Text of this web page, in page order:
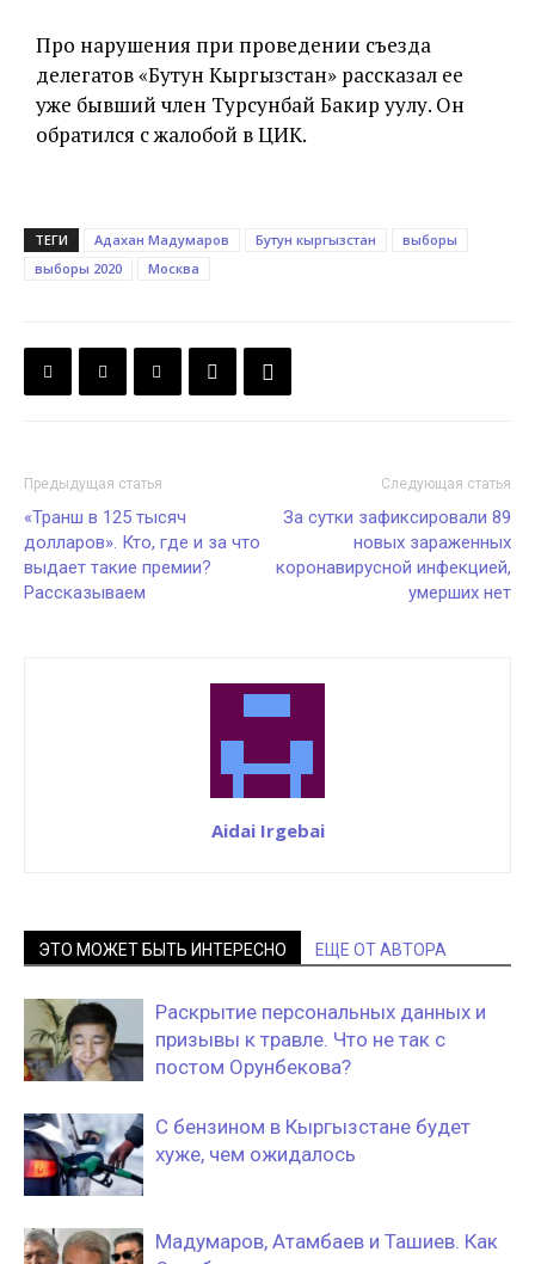
Про нарушения при проведении съезда
делегатов «Бутун Кыргызстан» рассказал ее
уже бывший член Турсунбай Бакир уулу. Он
обратился с жалобой в ЦИК.
ТЕГИ Адахан Мадумаров Бутун кыргызстан
выборы
выборы 2020
Москва
Предыдущая статья
«Транш в 125 тысяч
долларов». Кто, где и за что
выдает такие премии?
Рассказываем
Следующая статья
За сутки зафиксировали 89
новых зараженных
коронавирусной инфекцией,
умерших нет
Aidai Irgebai
ЭТО МОЖЕТ БЫТЬ ИНТЕРЕСНО ЕЩЕ ОТ АВТОРА
Раскрытие персональных данных и
призывы к травле. Что не так с
постом Орунбекова?
С бензином в Кыргызстане будет
хуже, чем ожидалось
Мадумаров, Атамбаев и Ташиев. Как